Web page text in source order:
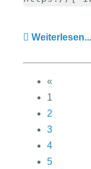
Weiterlesen...
«
1
2
3
4
5